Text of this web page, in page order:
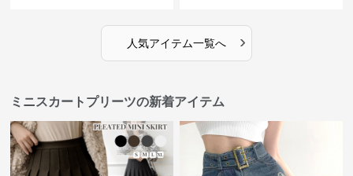
人気アイテム一覧へ ›
ミニスカートプリーツの新着アイテム